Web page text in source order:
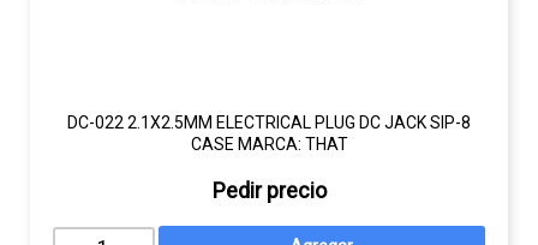
DC-022 2.1X2.5MM ELECTRICAL PLUG DC JACK SIP-8
CASE MARCA: THAT
Pedir precio